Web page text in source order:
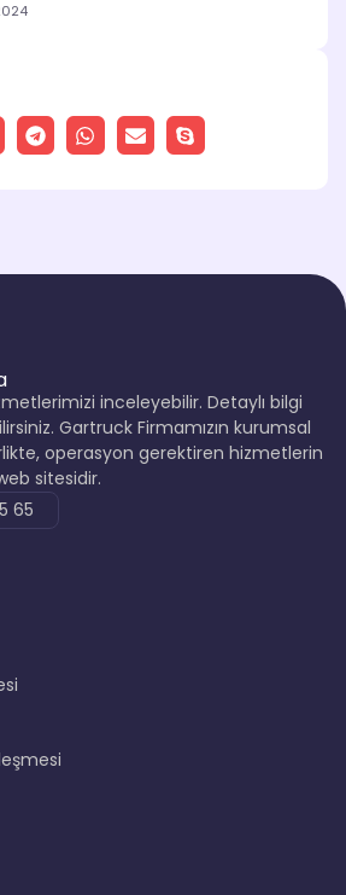
inceleyebilir. Detaylı bilgi
Gartruck Firmamızın kurumsal
operasyon gerektiren hizmetlerin
sitesidir.
65